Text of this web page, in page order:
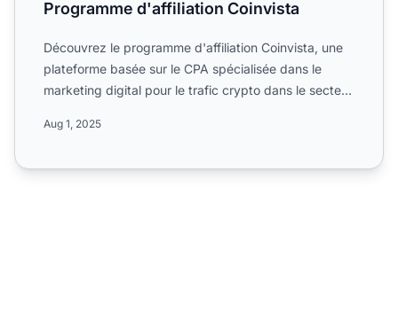
Programme d'affiliation Coinvista
Découvrez le programme d'affiliation Coinvista, une
plateforme basée sur le CPA spécialisée dans le
marketing digital pour le trafic crypto dans le secteur
Aug 1, 2025